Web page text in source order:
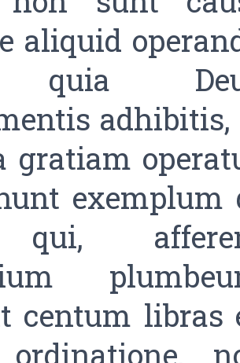
aliquid
quia
gratiam
exemplum
centum libras